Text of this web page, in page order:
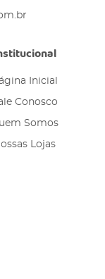
Inicial
Conosco
Somos
Lojas